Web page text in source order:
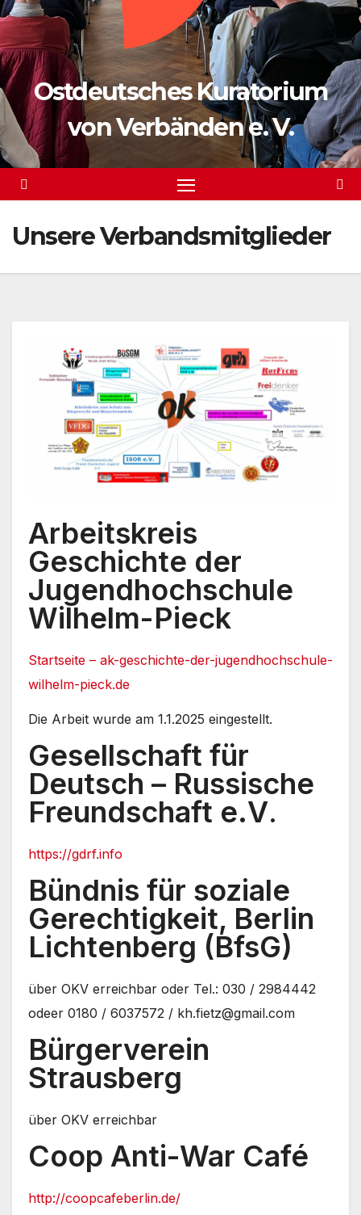
Ostdeutsches Kuratorium
von Verbänden e. V.
Unsere Verbandsmitglieder
Arbeitskreis
Geschichte der
Jugendhochschule
Wilhelm-Pieck
Startseite – ak-geschichte-der-jugendhochschule-
wilhelm-pieck.de
Die Arbeit wurde am 1.1.2025 eingestellt.
Gesellschaft für
Deutsch – Russische
Freundschaft e.V.
https://gdrf.info
Bündnis für soziale
Gerechtigkeit, Berlin
Lichtenberg (BfsG)
über OKV erreichbar oder Tel.: 030 / 2984442
odeer 0180 / 6037572 / kh.fietz@gmail.com
Bürgerverein
Strausberg
über OKV erreichbar
Coop Anti-War Café
http://coopcafeberlin.de/